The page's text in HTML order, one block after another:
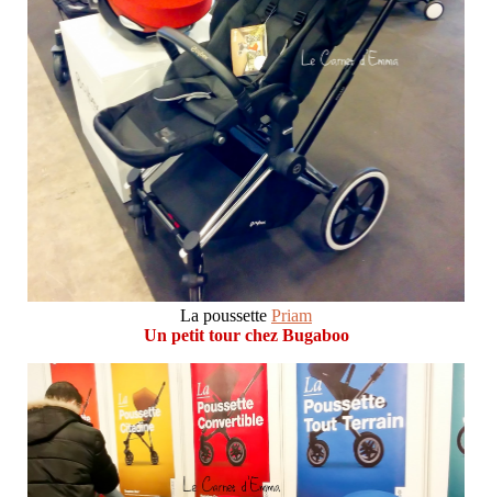
La poussette Priam
Un petit tour chez Bugaboo